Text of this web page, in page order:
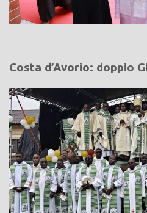
Costa d’Avorio: doppio